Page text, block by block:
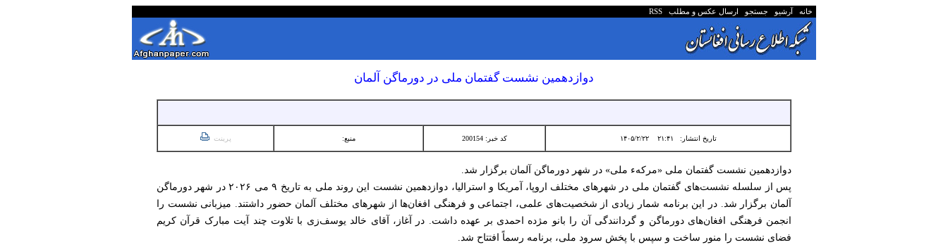
خانه آرشیو جستجو ارسال عکس و مطلب RSS
دوازدهمین نشست گفتمان ملی در دورماگن آلمان
تاریخ انتشار: ۲۱:۴۱ ۱۴۰۵/۲/۲۲ کد خبر: 200154 منبع: پرینت
دوازدهمین نشست گفتمان ملی «مرکهء ملی» در شهر دورماگن آلمان برگزار شد.
پس از سلسله نشست‌های گفتمان ملی در شهرهای مختلف اروپا، آمریکا و استرالیا، دوازدهمین نشست این روند ملی به تاریخ ۹ می ۲۰۲۶ در شهر دورماگن
آلمان برگزار شد. در این برنامه شمار زیادی از شخصیت‌های علمی، اجتماعی و فرهنگی افغان‌ها از شهرهای مختلف آلمان حضور داشتند. میزبانی نشست را
انجمن فرهنگی افغان‌های دورماگن و گردانندگی آن را بانو مژده احمدی بر عهده داشت. در آغاز، آقای خالد یوسف‌زی با تلاوت چند آیت مبارک قرآن کریم
فضای نشست را منور ساخت و سپس با پخش سرود ملی، برنامه رسماً افتتاح شد.